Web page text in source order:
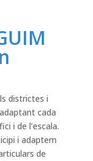
districtes i
cada
i de l’escala.
i adaptem
de